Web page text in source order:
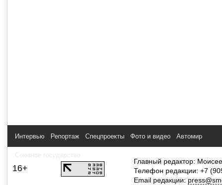
Интервью Репортаж Спецпроекты Фото и видео Автомир
16+
Главный редактор:
Телефон редакции: +7
Email редакции: